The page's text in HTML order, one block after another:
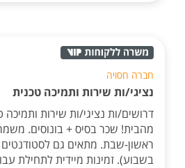
חברה חסויה
נציגי/ות שירות ותמיכה טכנית
דרושים/ות נציגי/ות שירות
מהבית! שכר בסיס + בונוסים.
בשבוע). זמינות מיידית לתחילת